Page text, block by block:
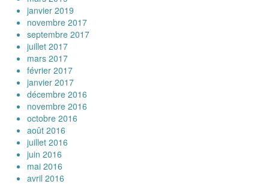
janvier 2019
novembre 2017
septembre 2017
juillet 2017
mars 2017
février 2017
janvier 2017
décembre 2016
novembre 2016
octobre 2016
août 2016
juillet 2016
juin 2016
mai 2016
avril 2016